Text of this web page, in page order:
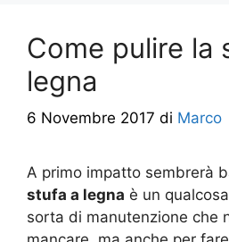
Come pulire la
legna
6 Novembre 2017 di Marco
A primo impatto sembrerà
stufa a legna è un
sorta di manutenzione che